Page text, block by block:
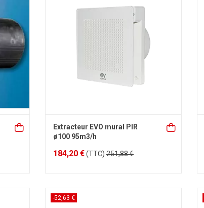
Extracteur EVO mural PIR
ø100 95m3/h
184,20 €(TTC) 251,88 €
-52,63 €